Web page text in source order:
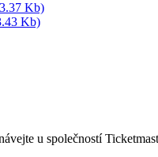
Kb)
Kb)
u společností